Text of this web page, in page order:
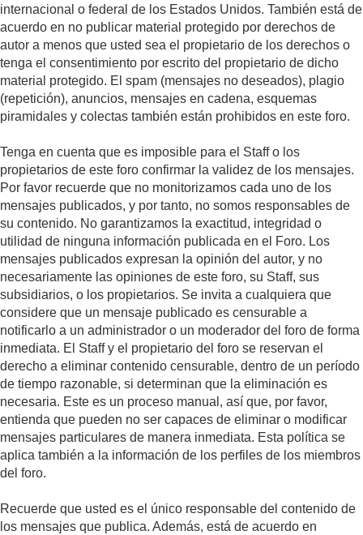
internacional o federal de los Estados Unidos. También está de
acuerdo en no publicar material protegido por derechos de
autor a menos que usted sea el propietario de los derechos o
tenga el consentimiento por escrito del propietario de dicho
material protegido. El spam (mensajes no deseados), plagio
(repetición), anuncios, mensajes en cadena, esquemas
piramidales y colectas también están prohibidos en este foro.
Tenga en cuenta que es imposible para el Staff o los
propietarios de este foro confirmar la validez de los mensajes.
Por favor recuerde que no monitorizamos cada uno de los
mensajes publicados, y por tanto, no somos responsables de
su contenido. No garantizamos la exactitud, integridad o
utilidad de ninguna información publicada en el Foro. Los
mensajes publicados expresan la opinión del autor, y no
necesariamente las opiniones de este foro, su Staff, sus
subsidiarios, o los propietarios. Se invita a cualquiera que
considere que un mensaje publicado es censurable a
notificarlo a un administrador o un moderador del foro de forma
inmediata. El Staff y el propietario del foro se reservan el
derecho a eliminar contenido censurable, dentro de un período
de tiempo razonable, si determinan que la eliminación es
necesaria. Este es un proceso manual, así que, por favor,
entienda que pueden no ser capaces de eliminar o modificar
mensajes particulares de manera inmediata. Esta política se
aplica también a la información de los perfiles de los miembros
del foro.
Recuerde que usted es el único responsable del contenido de
los mensajes que publica. Además, está de acuerdo en